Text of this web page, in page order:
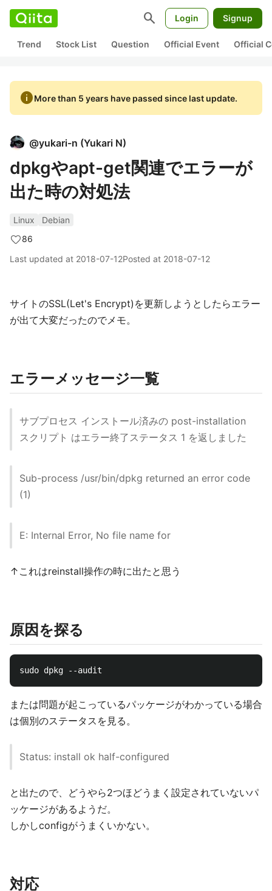
search Login Signup
Trend Stock List Question Official Event Official
infoMore than 5 years have passed since last update.
@yukari-n (Yukari N)
dpkgやapt-get関連でエラーが
出た時の対処法
Linux
Debian
86
Last updated at 2018-07-12Posted at 2018-07-12
サイトのSSL(Let's Encrypt)を更新しようとしたらエラー
が出て大変だったのでメモ。
エラーメッセージ一覧
サブプロセス インストール済みの post-installation
スクリプト はエラー終了ステータス 1 を返しました
Sub-process /usr/bin/dpkg returned an error code
(1)
E: Internal Error, No file name for
↑これはreinstall操作の時に出たと思う
原因を探る
または問題が起こっているパッケージがわかっている場合
は個別のステータスを見る。
Status: install ok half-configured
と出たので、どうやら2つほどうまく設定されていないパ
ッケージがあるようだ。
しかしconfigがうまくいかない。
対応